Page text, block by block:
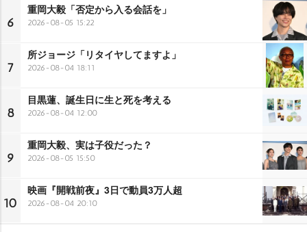
6
重岡大毅「否定から入る会話を」
2026-08-05 15:22
7
所ジョージ「リタイヤしてますよ」
2026-08-04 18:11
8
目黒蓮、誕生日に生と死を考える
2026-08-04 12:00
9
重岡大毅、実は子役だった？
2026-08-05 15:50
10
映画『開戦前夜』3日で動員3万人超
2026-08-04 20:10